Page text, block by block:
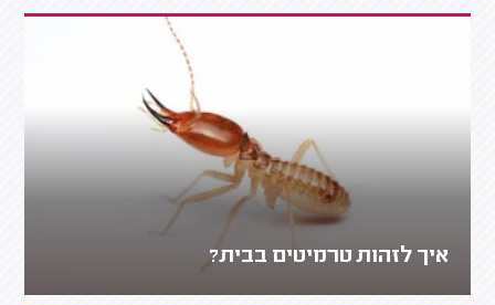
איך לזהות טרמיטים בבית?